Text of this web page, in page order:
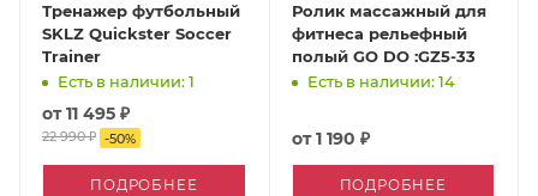
Тренажер футбольный
SKLZ Quickster Soccer
Trainer
Есть в наличии: 1
от11 495 ₽
22 990 ₽ -50%
ПОДРОБНЕЕ
Ролик массажный для
фитнеса рельефный
полый GO DO :GZ5-33
Есть в наличии: 14
от1 190 ₽
ПОДРОБНЕЕ